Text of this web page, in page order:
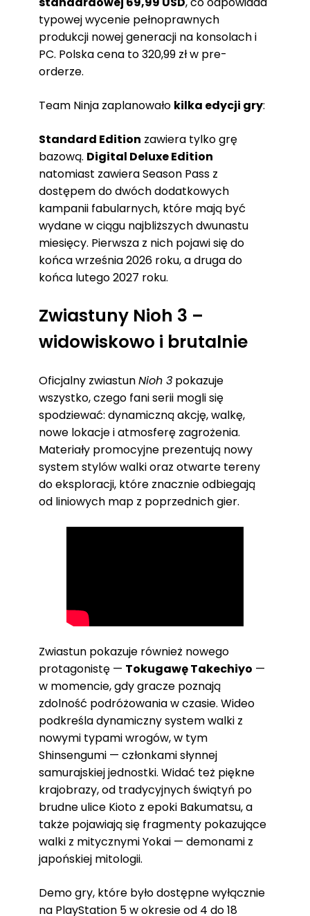
typowej wycenie pełnoprawnych
produkcji nowej generacji na konsolach i
PC. Polska cena to 320,99 zł w pre-
orderze.
Team Ninja zaplanowało kilka edycji gry:
Standard Edition zawiera tylko grę
bazową. Digital Deluxe Edition
natomiast zawiera Season Pass z
dostępem do dwóch dodatkowych
kampanii fabularnych, które mają być
wydane w ciągu najbliższych dwunastu
miesięcy. Pierwsza z nich pojawi się do
końca września 2026 roku, a druga do
końca lutego 2027 roku.
Zwiastuny Nioh 3 –
widowiskowo i brutalnie
Oficjalny zwiastunNioh 3 pokazuje
wszystko, czego fani serii mogli się
spodziewać: dynamiczną akcję, walkę,
nowe lokacje i atmosferę zagrożenia.
Materiały promocyjne prezentują nowy
system stylów walki oraz otwarte tereny
do eksploracji, które znacznie odbiegają
od liniowych map z poprzednich gier.
Zwiastun pokazuje również nowego
protagonistę — Tokugawę Takechiyo —
w momencie, gdy gracze poznają
zdolność podróżowania w czasie. Wideo
podkreśla dynamiczny system walki z
nowymi typami wrogów, w tym
Shinsengumi — członkami słynnej
samurajskiej jednostki. Widać też piękne
krajobrazy, od tradycyjnych świątyń po
brudne ulice Kioto z epoki Bakumatsu, a
także pojawiają się fragmenty pokazujące
walki z mitycznymi Yokai — demonami z
japońskiej mitologii.
Demo gry, które było dostępne wyłącznie
na PlayStation 5 w okresie od 4 do 18